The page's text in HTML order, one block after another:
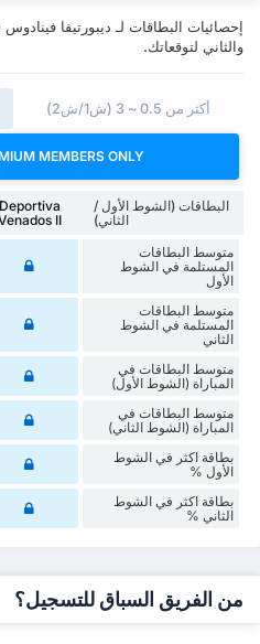
والثاني لتوقعاتك.
أكثر من 0.5 ~ 3 (ش1/ش2)
MEMBERS ONLY
البطاقات (الشوط الأول /
الثاني)
Deportiva
II
متوسط البطاقات
المستلمة في الشوط
الأول
متوسط البطاقات
المستلمة في الشوط
الثاني
متوسط البطاقات في
المباراة (الشوط الأول)
متوسط البطاقات في
المباراة (الشوط الثاني)
‏بطاقة اكثر في الشوط
الأول %
‏بطاقة اكثر في الشوط
‏الثاني %
من الفريق السباق للتسجيل؟